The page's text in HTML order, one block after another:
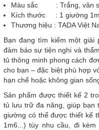
Màu sắc : Trắng, vân
Kích thước : 1 giường
Thương hiệu : TADA Việt
Bạn đang tìm kiếm một giải
đảm bảo sự tiện nghi và
tủ thông minh phong cách
cho bạn – đặc biệt phù hợp
hạn chế hoặc không gian
Sản phẩm được thiết kế 2
tủ lưu trữ đa năng, giúp bạn
giường có thể được thiết kế
1m6...) tùy nhu cầu, đi